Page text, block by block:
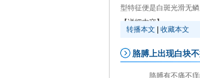
型特征便是白斑光滑无
【详细内容】
转播本文
收藏本文
胳膊上出现白块
胳膊有不痛不痒的